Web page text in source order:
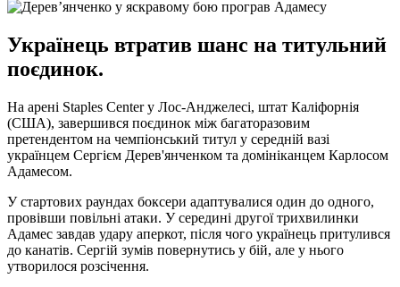
Українець втратив шанс на титульний
поєдинок.
На арені Staples Center у Лос-Анджелесі, штат Каліфорнія
(США), завершився поєдинок між багаторазовим
претендентом на чемпіонський титул у середній вазі
українцем Сергієм Дерев'янченком та домініканцем Карлосом
Адамесом.
У стартових раундах боксери адаптувалися один до одного,
провівши повільні атаки. У середині другої трихвилинки
Адамес завдав удару аперкот, після чого українець притулився
до канатів. Сергій зумів повернутись у бій, але у нього
утворилося розсічення.